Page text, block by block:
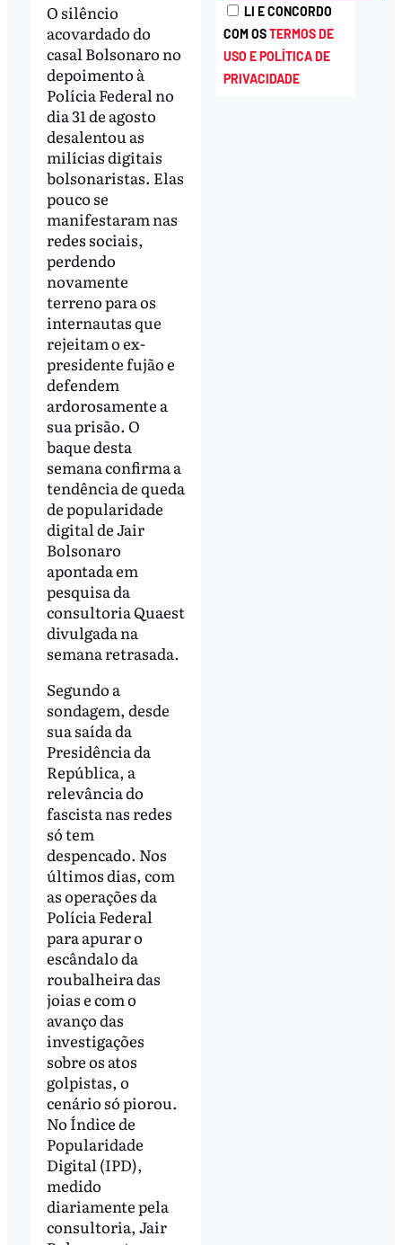
O silêncio
acovardado do
casal Bolsonaro no
depoimento à
Polícia Federal no
dia 31 de agosto
desalentou as
milícias digitais
bolsonaristas. Elas
pouco se
manifestaram nas
redes sociais,
perdendo
novamente
terreno para os
internautas que
rejeitam o ex-
presidente fujão e
defendem
ardorosamente a
sua prisão. O
baque desta
semana confirma a
tendência de queda
de popularidade
digital de Jair
Bolsonaro
apontada em
pesquisa da
consultoria Quaest
divulgada na
semana retrasada.
Segundo a
sondagem, desde
sua saída da
Presidência da
República, a
relevância do
fascista nas redes
só tem
despencado. Nos
últimos dias, com
as operações da
Polícia Federal
para apurar o
escândalo da
roubalheira das
joias e com o
avanço das
investigações
sobre os atos
golpistas, o
cenário só piorou.
No Índice de
Popularidade
Digital (IPD),
medido
diariamente pela
consultoria, Jair
LI E CONCORDO
COM OSTERMOS DE
USO E POLÍTICA DE
PRIVACIDADE